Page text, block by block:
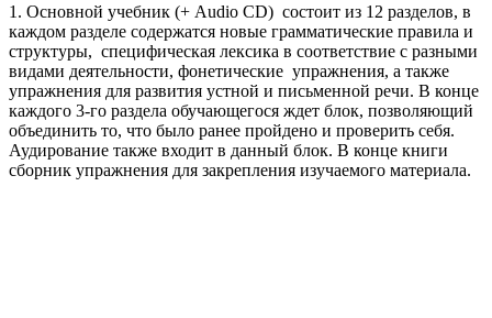
1. Основной учебник (+ Audio CD) состоит из 12 разделов, в
каждом разделе содержатся новые грамматические правила и
структуры, специфическая лексика в соответствие с разными
видами деятельности, фонетические упражнения, а также
упражнения для развития устной и письменной речи. В конце
каждого 3-го раздела обучающегося ждет блок, позволяющий
объединить то, что было ранее пройдено и проверить себя.
Аудирование также входит в данный блок. В конце книги
сборник упражнения для закрепления изучаемого материала.